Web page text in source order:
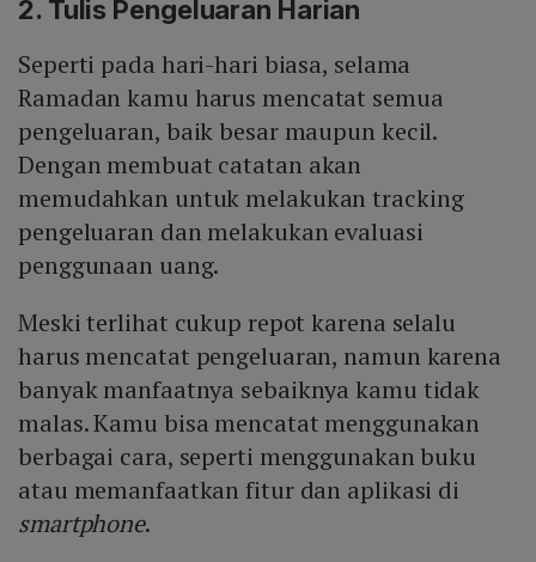
2. Tulis Pengeluaran Harian
Seperti pada hari-hari biasa, selama
Ramadan kamu harus mencatat semua
pengeluaran, baik besar maupun kecil.
Dengan membuat catatan akan
memudahkan untuk melakukan tracking
pengeluaran dan melakukan evaluasi
penggunaan uang.
Meski terlihat cukup repot karena selalu
harus mencatat pengeluaran, namun karena
banyak manfaatnya sebaiknya kamu tidak
malas. Kamu bisa mencatat menggunakan
berbagai cara, seperti menggunakan buku
atau memanfaatkan fitur dan aplikasi di
smartphone.